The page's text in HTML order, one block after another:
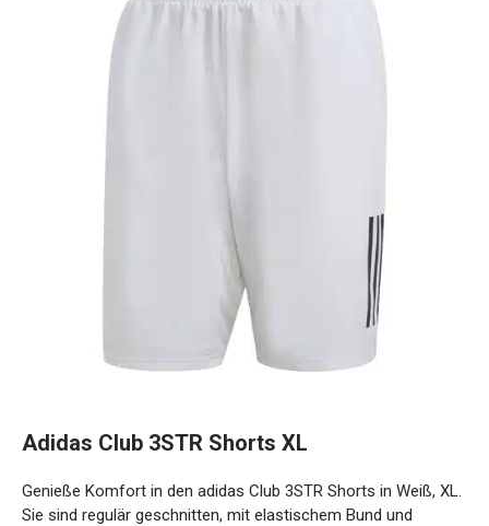
Adidas Club 3STR Shorts XL
Genieße Komfort in den adidas Club 3STR Shorts in Weiß, XL.
Sie sind regulär geschnitten, mit elastischem Bund und